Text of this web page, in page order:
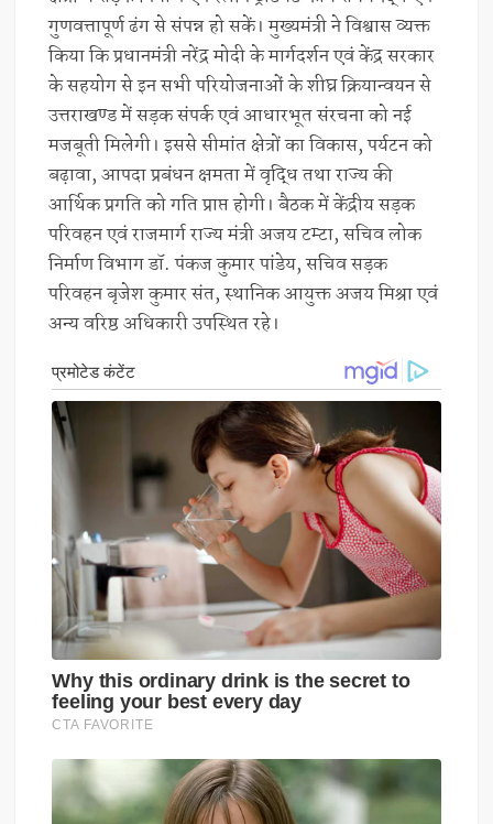
गुणवत्तापूर्ण ढंग से संपन्न हो सकें। मुख्यमंत्री ने विश्वास व्यक्त
किया कि प्रधानमंत्री नरेंद्र मोदी के मार्गदर्शन एवं केंद्र सरकार
के सहयोग से इन सभी परियोजनाओं के शीघ्र क्रियान्वयन से
उत्तराखण्ड में सड़क संपर्क एवं आधारभूत संरचना को नई
मजबूती मिलेगी। इससे सीमांत क्षेत्रों का विकास, पर्यटन को
बढ़ावा, आपदा प्रबंधन क्षमता में वृद्धि तथा राज्य की
आर्थिक प्रगति को गति प्राप्त होगी। बैठक में केंद्रीय सड़क
परिवहन एवं राजमार्ग राज्य मंत्री अजय टम्टा, सचिव लोक
निर्माण विभाग डॉ. पंकज कुमार पांडेय, सचिव सड़क
परिवहन बृजेश कुमार संत, स्थानिक आयुक्त अजय मिश्रा एवं
अन्य वरिष्ठ अधिकारी उपस्थित रहे।